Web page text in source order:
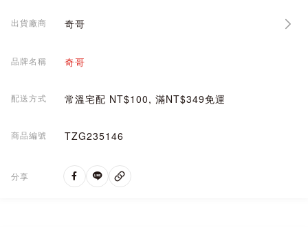
出貨廠商 奇哥
品牌名稱 奇哥
配送方式 常溫宅配 NT$100, 滿NT$349免運
商品編號 TZG235146
分享